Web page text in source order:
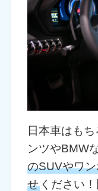
日本車はも
ンツやBMW
のSUVやワ
せ ください